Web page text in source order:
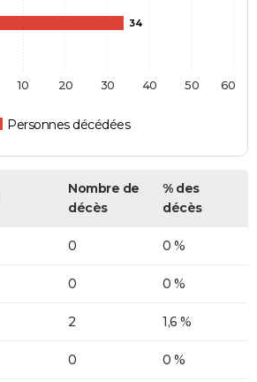
34
Personnes décédées
10 20 30 40 50 60
Nombre de
décès
% des
décès
0 0 %
0 0 %
2 1,6 %
0 0 %